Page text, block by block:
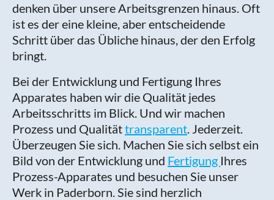
denken über unsere Arbeitsgrenzen hinaus. Oft
ist es der eine kleine, aber entscheidende
Schritt über das Übliche hinaus, der den Erfolg
bringt.
Bei der Entwicklung und Fertigung Ihres
Apparates haben wir die Qualität jedes
Arbeitsschritts im Blick. Und wir machen
Prozess und Qualitättransparent. Jederzeit.
Überzeugen Sie sich. Machen Sie sich selbst ein
Bild von der Entwicklung und Fertigung Ihres
Prozess-Apparates und besuchen Sie unser
Werk in Paderborn. Sie sind herzlich